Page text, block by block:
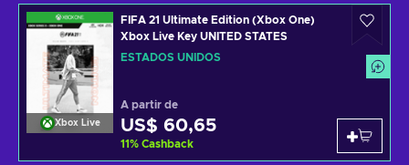
Xbox Live
FIFA 21 Ultimate Edition (Xbox One)
Xbox Live Key UNITED STATES
ESTADOS UNIDOS
A partir de
US$ 60,65
11% Cashback